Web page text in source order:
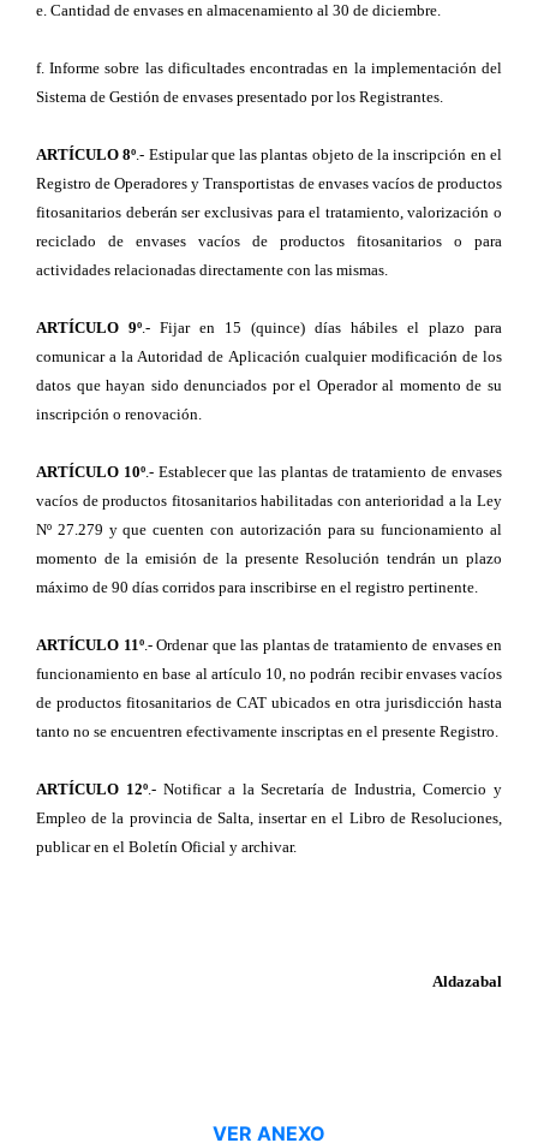
e. Cantidad de envases en almacenamiento al 30 de diciembre.
f. Informe sobre las dificultades encontradas en la implementación del
Sistema de Gestión de envases presentado por los Registrantes.
ARTÍCULO 8º.- Estipular que las plantas objeto de la inscripción en el
Registro de Operadores y Transportistas de envases vacíos de productos
fitosanitarios deberán ser exclusivas para el tratamiento, valorización o
reciclado de envases vacíos de productos fitosanitarios o para
actividades relacionadas directamente con las mismas.
ARTÍCULO 9º.- Fijar en 15 (quince) días hábiles el plazo para
comunicar a la Autoridad de Aplicación cualquier modificación de los
datos que hayan sido denunciados por el Operador al momento de su
inscripción o renovación.
ARTÍCULO 10º.- Establecer que las plantas de tratamiento de envases
vacíos de productos fitosanitarios habilitadas con anterioridad a la Ley
Nº 27.279 y que cuenten con autorización para su funcionamiento al
momento de la emisión de la presente Resolución tendrán un plazo
máximo de 90 días corridos para inscribirse en el registro pertinente.
ARTÍCULO 11º.- Ordenar que las plantas de tratamiento de envases en
funcionamiento en base al artículo 10, no podrán recibir envases vacíos
de productos fitosanitarios de CAT ubicados en otra jurisdicción hasta
tanto no se encuentren efectivamente inscriptas en el presente Registro.
ARTÍCULO 12º.- Notificar a la Secretaría de Industria, Comercio y
Empleo de la provincia de Salta, insertar en el Libro de Resoluciones,
publicar en el Boletín Oficial y archivar.
Aldazabal
VER ANEXO